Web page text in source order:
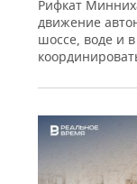
Рифкат
движение
шоссе, воде и